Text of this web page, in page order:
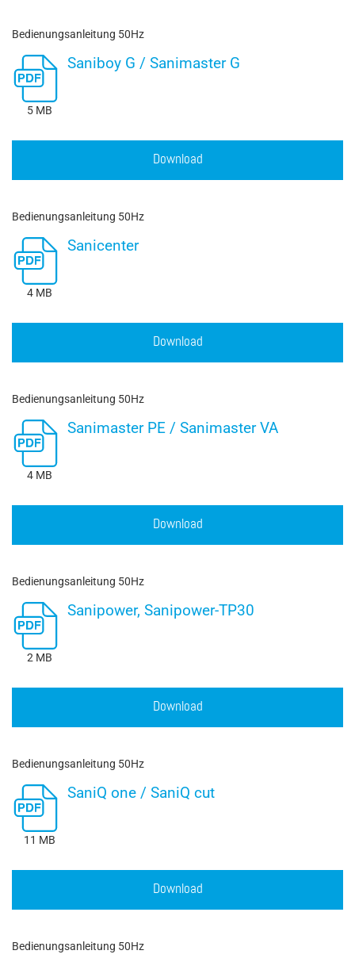
Bedienungsanleitung 50Hz
5 MB
Saniboy G / Sanimaster G
Download
Bedienungsanleitung 50Hz
4 MB
Sanicenter
Download
Bedienungsanleitung 50Hz
4 MB
Sanimaster PE / Sanimaster VA
Download
Bedienungsanleitung 50Hz
2 MB
Sanipower, Sanipower-TP30
Download
Bedienungsanleitung 50Hz
11 MB
SaniQ one / SaniQ cut
Download
Bedienungsanleitung 50Hz